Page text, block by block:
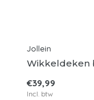
Jollein
Wikkeldeken
€39,99
Incl. btw